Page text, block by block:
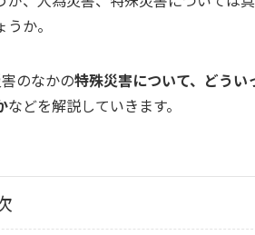
か。
のなかの特殊災害について、どう
などを解説していきます。